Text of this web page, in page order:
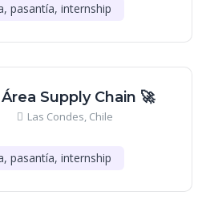
pasantía, internship
Supply Chain 🚀
Las Condes, Chile
pasantía, internship